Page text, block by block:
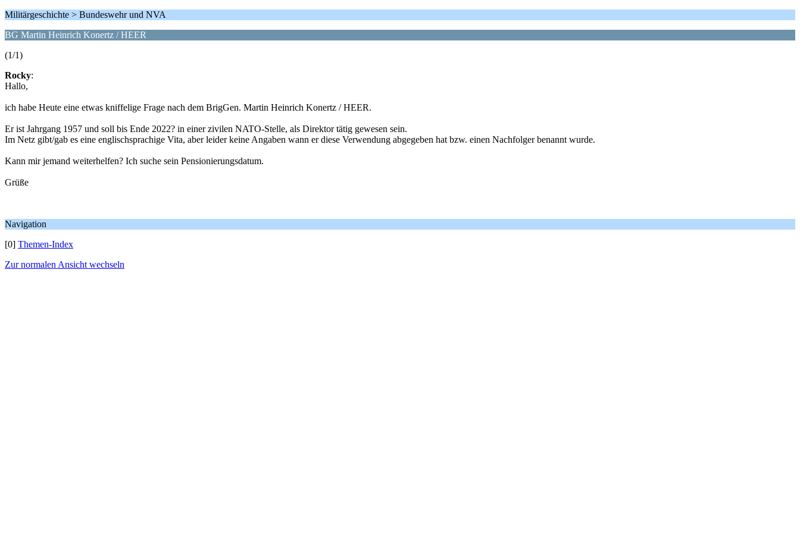
Militärgeschichte > Bundeswehr und NVA
BG Martin Heinrich Konertz / HEER
(1/1)
Rocky:
Hallo,
ich habe Heute eine etwas kniffelige Frage nach dem BrigGen. Martin Heinrich Konertz / HEER.
Er ist Jahrgang 1957 und soll bis Ende 2022? in einer zivilen NATO-Stelle, als Direktor tätig gewesen sein.
Im Netz gibt/gab es eine englischsprachige Vita, aber leider keine Angaben wann er diese Verwendung abgegeben hat bzw. einen Nachfolger benannt wurde.
Kann mir jemand weiterhelfen? Ich suche sein Pensionierungsdatum.
Grüße
Navigation
[0] Themen-Index
Zur normalen Ansicht wechseln